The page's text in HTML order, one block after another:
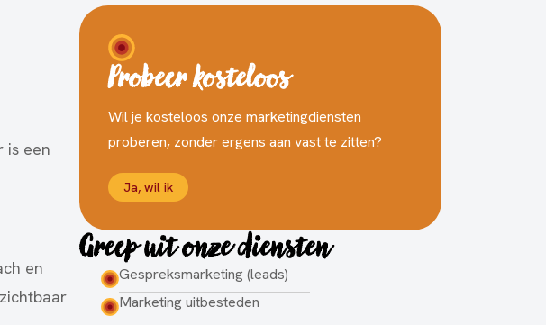
is een
en
Probeer kosteloos
Wil je kosteloos onze marketingdiensten
proberen, zonder ergens aan vast te zitten?
Ja, wil ik
Greep uit onze diensten
Gespreksmarketing (leads)
Marketing uitbesteden